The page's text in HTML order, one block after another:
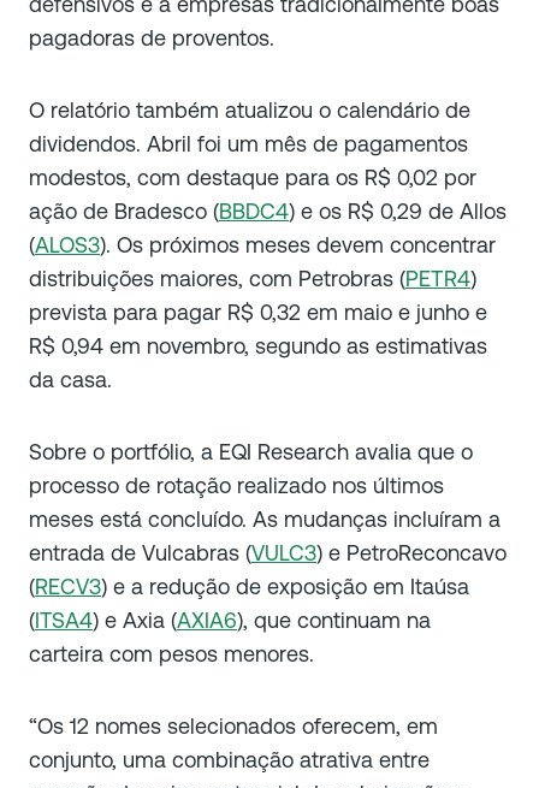
pagadoras de proventos.
O relatório também atualizou o calendário de
dividendos. Abril foi um mês de pagamentos
modestos, com destaque para os R$ 0,02 por
ação de Bradesco (BBDC4) e os R$ 0,29 de Allos
(ALOS3). Os próximos meses devem concentrar
distribuições maiores, com Petrobras (PETR4)
prevista para pagar R$ 0,32 em maio e junho e
R$ 0,94 em novembro, segundo as estimativas
da casa.
Sobre o portfólio, a EQI Research avalia que o
processo de rotação realizado nos últimos
meses está concluído. As mudanças incluíram a
entrada de Vulcabras (VULC3) e PetroReconcavo
(RECV3) e a redução de exposição em Itaúsa
(ITSA4) e Axia (AXIA6), que continuam na
carteira com pesos menores.
“Os 12 nomes selecionados oferecem, em
conjunto, uma combinação atrativa entre